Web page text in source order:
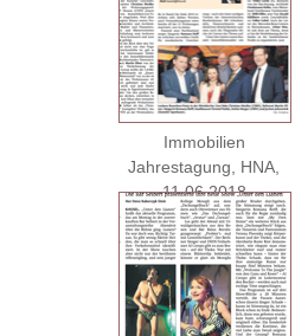
Immobilien
Jahrestagung, HNA,
11.06.2018